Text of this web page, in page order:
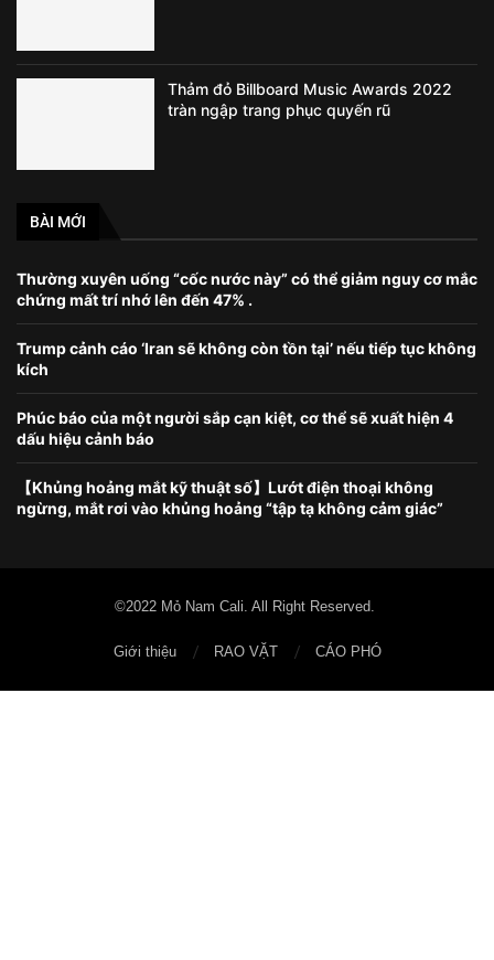
Thảm đỏ Billboard Music Awards 2022
tràn ngập trang phục quyến rũ
BÀI MỚI
Thường xuyên uống “cốc nước này” có thể giảm nguy cơ mắc
chứng mất trí nhớ lên đến 47% .
Trump cảnh cáo ‘Iran sẽ không còn tồn tại’ nếu tiếp tục không
kích
Phúc báo của một người sắp cạn kiệt, cơ thể sẽ xuất hiện 4
dấu hiệu cảnh báo
【Khủng hoảng mắt kỹ thuật số】Lướt điện thoại không
ngừng, mắt rơi vào khủng hoảng “tập tạ không cảm giác”
©2022 Mỏ Nam Cali. All Right Reserved.
Giới thiệu RAO VẶT CÁO PHÓ